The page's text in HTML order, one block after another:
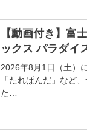
【動画付き】富
ックス パラダイ
2026年8月1日（土）
「たれぱんだ」など
た…